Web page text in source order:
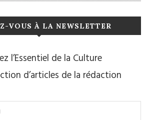
VOUS À LA NEWSLETTER
l’Essentiel de la Culture
d’articles de la rédaction